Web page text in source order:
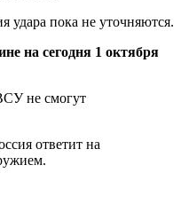
удара пока не уточняются.
на сегодня 1 октября
ответит на